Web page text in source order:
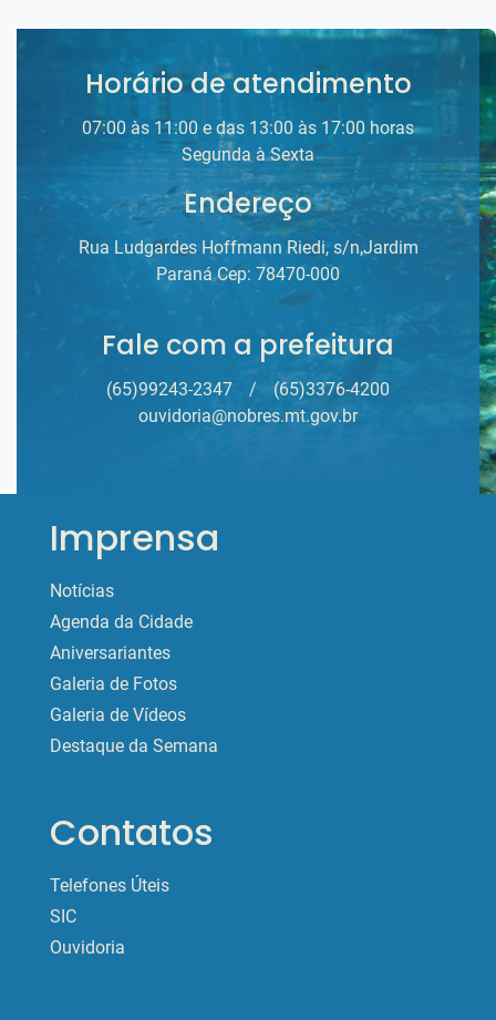
Horário de atendimento
07:00 às 11:00 e das 13:00 às 17:00 horas
Segunda à Sexta
Endereço
Rua Ludgardes Hoffmann Riedi, s/n,Jardim
Paraná Cep: 78470-000
Fale com a prefeitura
(65)99243-2347 /
(65)3376-4200
ouvidoria@nobres.mt.gov.br
Imprensa
Notícias
Agenda da Cidade
Aniversariantes
Galeria de Fotos
Galeria de Vídeos
Destaque da Semana
Contatos
Telefones Úteis
SIC
Ouvidoria